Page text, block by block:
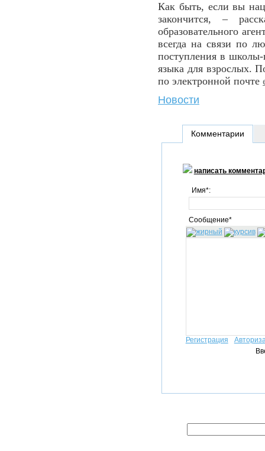
Как быть, если вы
закончится, –
образовательного
всегда на связи по
поступления в школы-
языка для взрослых.
по электронной почте
Новости
Комментарии
написать
Имя*:
Сообщение*
Регистрация